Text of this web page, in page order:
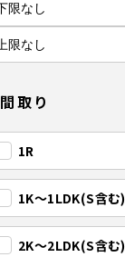
間取り
1R
1K〜1LDK(S含む)
2K〜2LDK(S含む)